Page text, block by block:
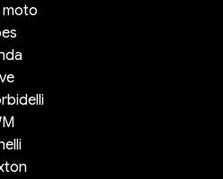
moto